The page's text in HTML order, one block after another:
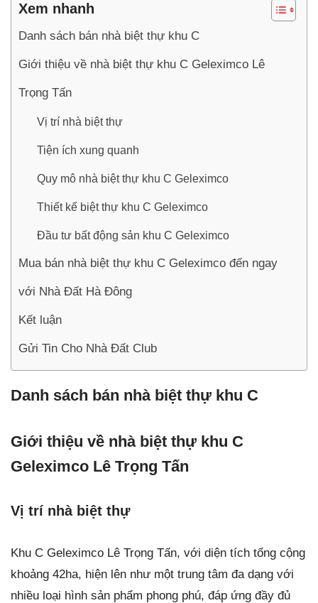
Xem nhanh
Danh sách bán nhà biệt thự khu C
Giới thiệu về nhà biệt thự khu C Geleximco Lê
Trọng Tấn
Vị trí nhà biệt thự
Tiện ích xung quanh
Quy mô nhà biệt thự khu C Geleximco
Thiết kế biệt thự khu C Geleximco
Đầu tư bất động sản khu C Geleximco
Mua bán nhà biệt thự khu C Geleximco đến ngay
với Nhà Đất Hà Đông
Kết luận
Gửi Tin Cho Nhà Đất Club
Danh sách bán nhà biệt thự khu C
Giới thiệu về nhà biệt thự khu C
Geleximco Lê Trọng Tấn
Vị trí nhà biệt thự
Khu C Geleximco Lê Trọng Tấn, với diện tích tổng cộng
khoảng 42ha, hiện lên như một trung tâm đa dạng với
nhiều loại hình sản phẩm phong phú, đáp ứng đầy đủ